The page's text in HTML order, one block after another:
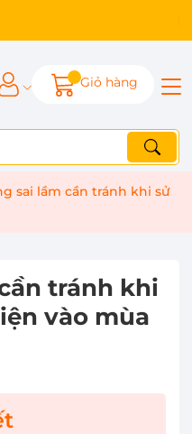
Giỏ hàng
sai lầm cần tránh khi sử
tránh khi
vào mùa